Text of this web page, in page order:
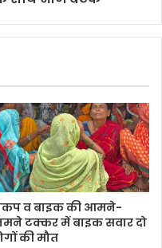
व बाइक की आमने-
टक्कर में बाइक सवार दो
की मौत